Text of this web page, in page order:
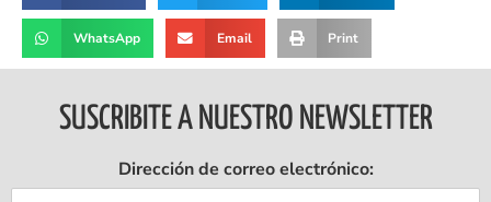
WhatsApp Email Print
SUSCRIBITE A NUESTRO NEWSLETTER
Dirección de correo electrónico: